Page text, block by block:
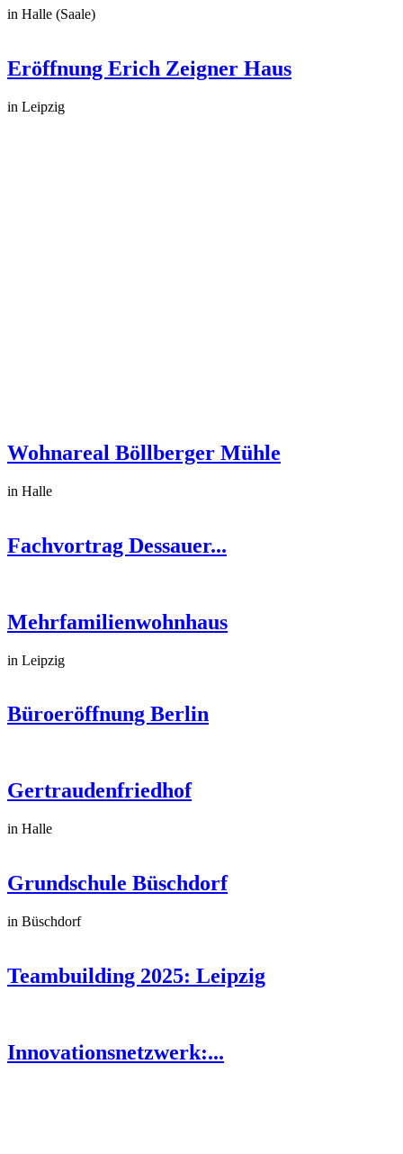
in Halle (Saale)
Eröffnung Erich Zeigner Haus
in Leipzig
Wohnareal Böllberger Mühle
in Halle
Fachvortrag Dessauer...
Mehrfamilienwohnhaus
in Leipzig
Büroeröffnung Berlin
Gertraudenfriedhof
in Halle
Grundschule Büschdorf
in Büschdorf
Teambuilding 2025: Leipzig
Innovationsnetzwerk:...